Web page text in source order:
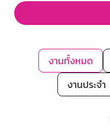
งานทั้งหมด
งานประจำ